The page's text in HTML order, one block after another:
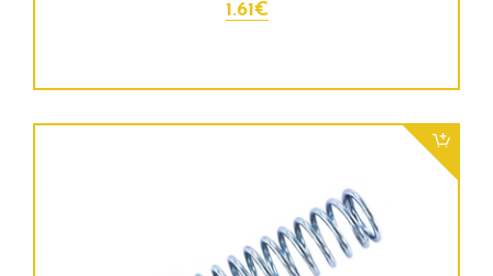
1.61€